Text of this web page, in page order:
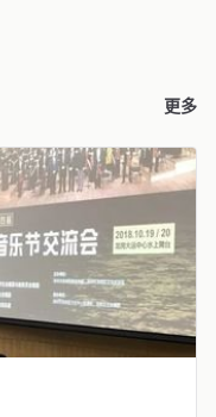
更多